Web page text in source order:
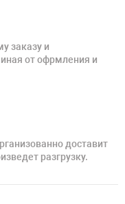
заказу и
от офрмления и
доставит
разгрузку.